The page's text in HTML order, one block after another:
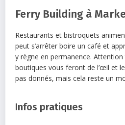
Ferry Building à
Restaurants et bistroquets
peut s’arrêter boire un café et
y règne en permanence.
boutiques vous feront de l’œil et
pas donnés, mais cela reste un
Infos pratiques